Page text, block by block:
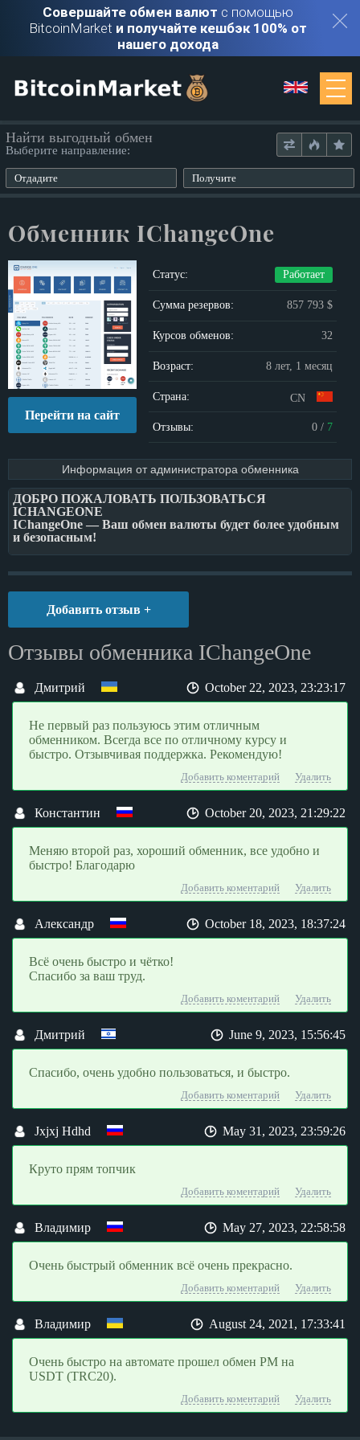
Совершайте обмен валют с помощью
BitcoinMarket и получайте кешбэк 100% от
нашего дохода
Обменники
Найти выгодный обмен
Выберите направление:
Отдадите Получите
Обменник IChangeOne
Перейти на сайт
Статус: Работает
Сумма резервов: 857 793 $
Курсов обменов: 32
Возраст: 8 лет, 1 месяц
Страна: CN
Отзывы: 0/ 7
Информация от администратора обменника
ДОБРО ПОЖАЛОВАТЬ ПОЛЬЗОВАТЬСЯ
ICHANGEONE
IChangeOne — Ваш обмен валюты будет более удобным
и безопасным!
полуавтоматические услуги по обмену основной
цифровой валюты — BTC, ETH, LTC, EOS,Webmoney
WMR,PerfectMoney,ADVcash,Payeer,Alipay,Wechat.
размере 0,05 — 0,5% от общей суммы обмена.
Добавить отзыв +
Отзывы обменника IChangeOne
Дмитрий October 22, 2023, 23:23:17
Не первый раз пользуюсь этим отличным
обменником. Всегда все по отличному курсу и
быстро. Отзывчивая поддержка. Рекомендую!
Добавить коментарий Удалить
Константин October 20, 2023, 21:29:22
Меняю второй раз, хороший обменник, все удобно и
быстро! Благодарю
Добавить коментарий Удалить
Александр October 18, 2023, 18:37:24
Всё очень быстро и чётко!
Спасибо за ваш труд.
Добавить коментарий Удалить
Дмитрий June 9, 2023, 15:56:45
Спасибо, очень удобно пользоваться, и быстро.
Добавить коментарий Удалить
Jxjxj Hdhd May 31, 2023, 23:59:26
Круто прям топчик
Добавить коментарий Удалить
Владимир May 27, 2023, 22:58:58
Очень быстрый обменник всё очень прекрасно.
Добавить коментарий Удалить
Владимир August 24, 2021, 17:33:41
Очень быстро на автомате прошел обмен PM на
USDT (TRC20).
Добавить коментарий Удалить